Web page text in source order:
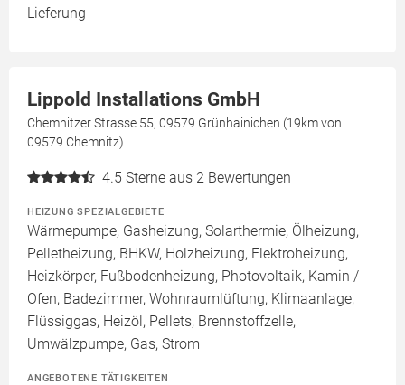
Lieferung
Lippold Installations GmbH
Chemnitzer Strasse 55, 09579 Grünhainichen (19km von
09579 Chemnitz)
4.5 Sterne aus 2 Bewertungen
HEIZUNG SPEZIALGEBIETE
Wärmepumpe, Gasheizung, Solarthermie, Ölheizung,
Pelletheizung, BHKW, Holzheizung, Elektroheizung,
Heizkörper, Fußbodenheizung, Photovoltaik, Kamin /
Ofen, Badezimmer, Wohnraumlüftung, Klimaanlage,
Flüssiggas, Heizöl, Pellets, Brennstoffzelle,
Umwälzpumpe, Gas, Strom
ANGEBOTENE TÄTIGKEITEN